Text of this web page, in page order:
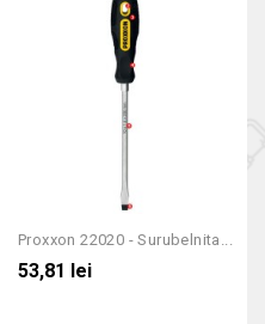
Proxxon 22020 - Surubelnita...
53,81 lei